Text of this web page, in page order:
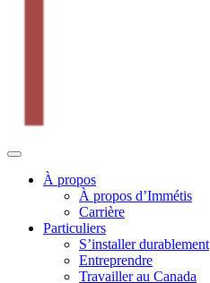
À propos
À propos d’Immétis
Carrière
Particuliers
S’installer durablement
Entreprendre
Travailler au Canada